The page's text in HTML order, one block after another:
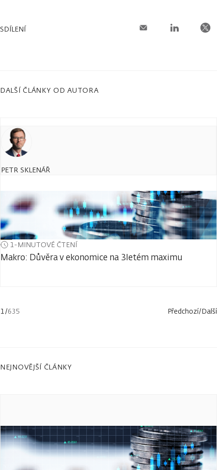
SDÍLENÍ
DALŠÍ ČLÁNKY OD AUTORA
PETR SKLENÁŘ
1-MINUTOVÉ ČTENÍ
Makro: Důvěra v ekonomice na 3letém maximu
1/635 Předchozí/Další
NEJNOVĚJŠÍ ČLÁNKY